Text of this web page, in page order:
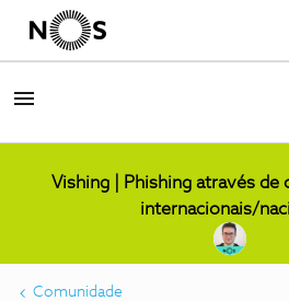
Vishing | Phishing através de
internacionais/
Comunidade